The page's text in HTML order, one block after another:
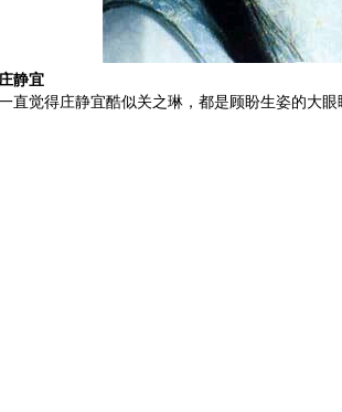
宜
觉得庄静宜酷似关之琳，都是顾盼生姿的大眼